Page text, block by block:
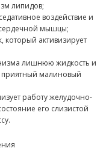
липидов;
воздействие и
сердечной мышцы;
который активизирует
лишнюю жидкость и
приятный малиновый
работу желудочно-
его слизистой